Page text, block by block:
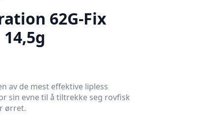
62G-Fix
av de mest effektive lipless
sin evne til å tiltrekke seg rovfisk
ørret.